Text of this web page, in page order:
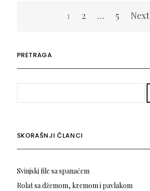
1 2 … 5 Next
PRETRAGA
SKORAŠNJI ČLANCI
Svinjski file sa spanaćem
Rolat sa džemom, kremom i pavlakom